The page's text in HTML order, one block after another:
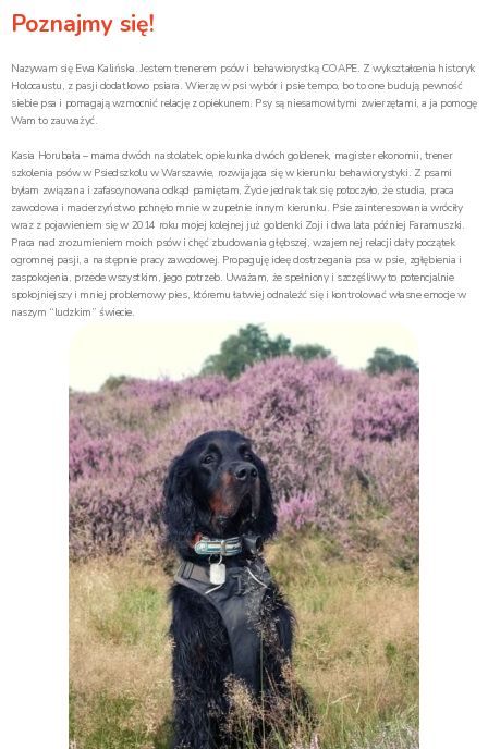
Poznajmy się!
Nazywam się Ewa Kalińska. Jestem trenerem psów i behawiorystką COAPE. Z wykształcenia historyk
Holocaustu, z pasji dodatkowo psiara. Wierzę w psi wybór i psie tempo, bo to one budują pewność
siebie psa i pomagają wzmocnić relację z opiekunem. Psy są niesamowitymi zwierzętami, a ja pomogę
Wam to zauważyć.
Kasia Horubała – mama dwóch nastolatek, opiekunka dwóch goldenek, magister ekonomii, trener
szkolenia psów w Psiedszkolu w Warszawie, rozwijająca się w kierunku behawiorystyki. Z psami
byłam związana i zafascynowana odkąd pamiętam, Życie jednak tak się potoczyło, że studia, praca
zawodowa i macierzyństwo pchnęło mnie w zupełnie innym kierunku. Psie zainteresowania wróciły
wraz z pojawieniem się w 2014 roku mojej kolejnej już goldenki Zoji i dwa lata później Faramuszki.
Praca nad zrozumieniem moich psów i chęć zbudowania głębszej, wzajemnej relacji dały początek
ogromnej pasji, a następnie pracy zawodowej. Propaguję ideę dostrzegania psa w psie, zgłębienia i
zaspokojenia, przede wszystkim, jego potrzeb. Uważam, że spełniony i szczęśliwy to potencjalnie
spokojniejszy i mniej problemowy pies, któremu łatwiej odnaleźć się i kontrolować własne emocje w
naszym “ludzkim” świecie.